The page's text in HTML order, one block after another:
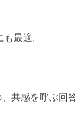
最適。
共感を呼ぶ回